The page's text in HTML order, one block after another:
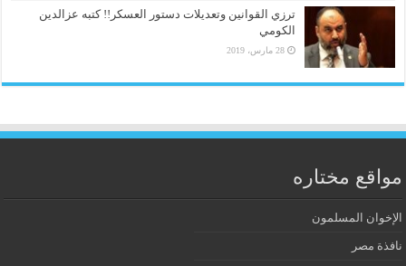
ترزي القوانين وتعديلات دستور العسكر!! كتبه عزالدين
الكومي
28 مارس، 2019
مواقع مختاره
الإخوان المسلمون
نافذة مصر